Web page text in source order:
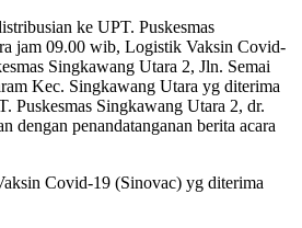
ke UPT. Puskesmas
jam 09.00 wib, Logistik Vaksin Covid-
Singkawang Utara 2, Jln. Semai
Kec. Singkawang Utara yg diterima
Puskesmas Singkawang Utara 2, dr.
penandatanganan berita acara
Covid-19 (Sinovac) yg diterima